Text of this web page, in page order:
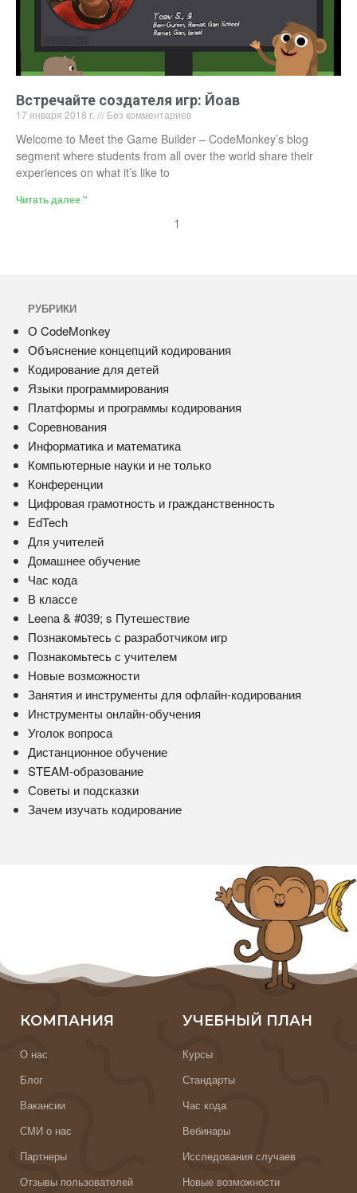
Встречайте создателя игр: Йоав
17 января 2018 г. Без комментариев
Welcome to Meet the Game Builder – CodeMonkey’s blog
segment where students from all over the world share their
experiences on what it’s like to
Читать далее "
1
РУБРИКИ
О CodeMonkey
Объяснение концепций кодирования
Кодирование для детей
Языки программирования
Платформы и программы кодирования
Соревнования
Информатика и математика
Компьютерные науки и не только
Конференции
Цифровая грамотность и гражданственность
EdTech
Для учителей
Домашнее обучение
Час кода
В классе
Leena & #039; s Путешествие
Познакомьтесь с разработчиком игр
Познакомьтесь с учителем
Новые возможности
Занятия и инструменты для офлайн-кодирования
Инструменты онлайн-обучения
Уголок вопроса
Дистанционное обучение
STEAM-образование
Советы и подсказки
Зачем изучать кодирование
КОМПАНИЯ
О нас
Блог
Вакансии
СМИ о нас
Партнеры
Отзывы пользователей
УЧЕБНЫЙ ПЛАН
Курсы
Стандарты
Час кода
Вебинары
Исследования случаев
Новые возможности